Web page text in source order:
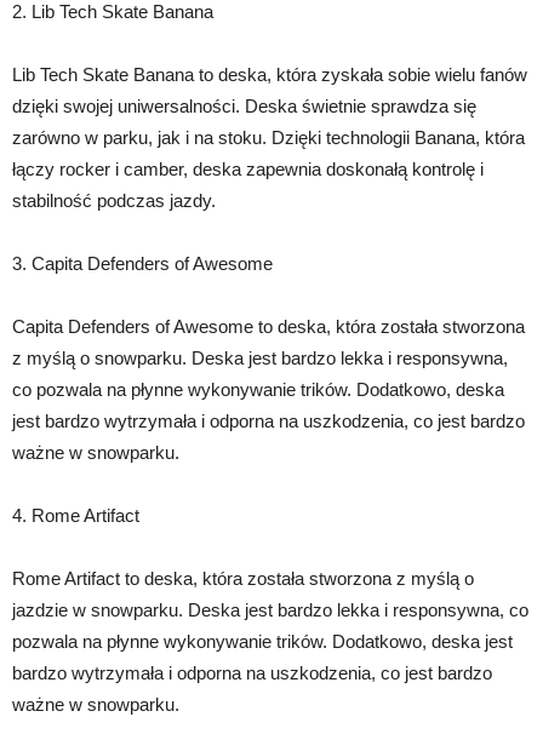
2. Lib Tech Skate Banana
Lib Tech Skate Banana to deska, która zyskała sobie wielu fanów
dzięki swojej uniwersalności. Deska świetnie sprawdza się
zarówno w parku, jak i na stoku. Dzięki technologii Banana, która
łączy rocker i camber, deska zapewnia doskonałą kontrolę i
stabilność podczas jazdy.
3. Capita Defenders of Awesome
Capita Defenders of Awesome to deska, która została stworzona
z myślą o snowparku. Deska jest bardzo lekka i responsywna,
co pozwala na płynne wykonywanie trików. Dodatkowo, deska
jest bardzo wytrzymała i odporna na uszkodzenia, co jest bardzo
ważne w snowparku.
4. Rome Artifact
Rome Artifact to deska, która została stworzona z myślą o
jazdzie w snowparku. Deska jest bardzo lekka i responsywna, co
pozwala na płynne wykonywanie trików. Dodatkowo, deska jest
bardzo wytrzymała i odporna na uszkodzenia, co jest bardzo
ważne w snowparku.